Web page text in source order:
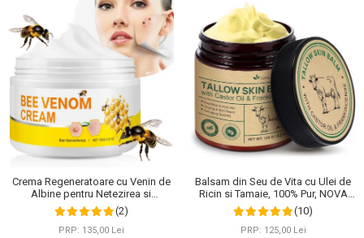
Crema Regeneratoare cu Venin de
Albine pentru Netezirea si
Reinoirea Pielii, 100 g
(2)
PRP: 135,00 Lei
Balsam din Seu de Vita cu Ulei de
Ricin si Tamaie, 100% Pur, NOVA
KISS®, 120 g(10)
PRP: 125,00 Lei